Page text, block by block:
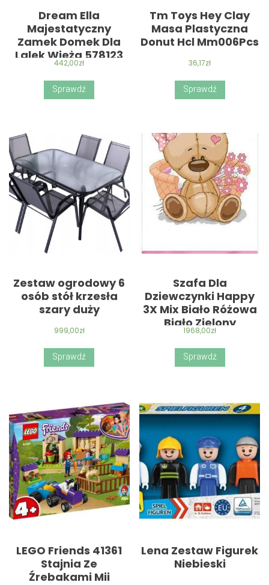
Dream Ella
Majestatyczny
Zamek Domek Dla
Lalek Wieża 578123
442,00zł
Sprawdź
Tm Toys Hey Clay
Masa Plastyczna
Donut Hcl Mm006Pcs
36,17zł
Sprawdź
Zestaw ogrodowy 6
osób stół krzesła
szary duży
999,00zł
Sprawdź
Szafa Dla
Dziewczynki Happy
3X Mix Biało Różowa
Biało Zielony
1968,00zł
Sprawdź
LEGO Friends 41361
Stajnia Ze
Źrebakami Mii
Lena Zestaw Figurek
Niebieski